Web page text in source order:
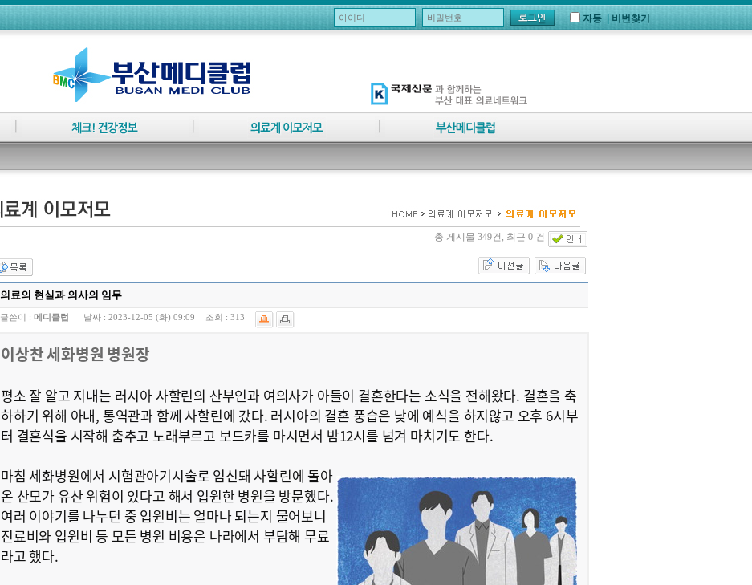
자동 비번찾기
총 게시물 349건, 최근 0 건
의료의 현실과 의사의 임무
글쓴이 : 메디클럽 날짜 : 2023-12-05 (화) 09:09 조회 : 313
이상찬 세화병원 병원장
평소 잘 알고 지내는 러시아 사할린의 산부인과 여의사가 아들이 결혼한다는 소식을 전해왔다. 결혼을 축
하하기 위해 아내, 통역관과 함께 사할린에 갔다. 러시아의 결혼 풍습은 낮에 예식을 하지않고 오후 6시부
터 결혼식을 시작해 춤추고 노래부르고 보드카를 마시면서 밤12시를 넘겨 마치기도 한다.
마침 세화병원에서 시험관아기시술로 임신돼 사할린에 돌아
온 산모가 유산 위험이 있다고 해서 입원한 병원을 방문했다.
여러 이야기를 나누던 중 입원비는 얼마나 되는지 물어보니
진료비와 입원비 등 모든 병원 비용은 나라에서 부담해 무료
라고 했다.